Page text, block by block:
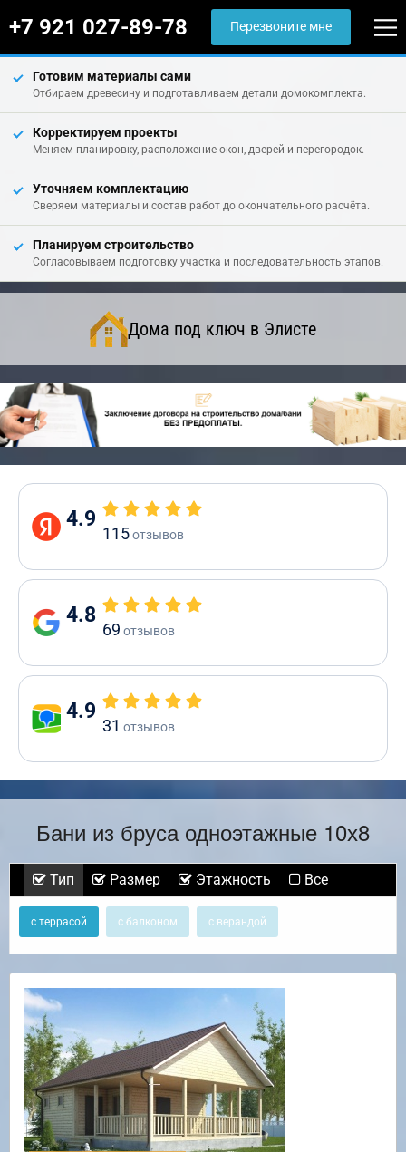
+7 921 027-89-78 Перезвоните мне
Готовим материалы сами
Отбираем древесину и подготавливаем детали домокомплекта.
Корректируем проекты
Меняем планировку, расположение окон, дверей и перегородок.
Уточняем комплектацию
Сверяем материалы и состав работ до окончательного расчёта.
Планируем строительство
Согласовываем подготовку участка и последовательность этапов.
Дома под ключ в Элисте
4.9
115отзывов
4.8
69 отзывов
4.9
31 отзывов
Бани из бруса одноэтажные 10х8
Тип Размер Этажность Все
с террасой с балконом с верандой